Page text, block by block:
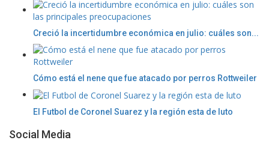
Creció la incertidumbre económica en julio: cuáles son...
Cómo está el nene que fue atacado por perros Rottweiler
El Futbol de Coronel Suarez y la región esta de luto
Social Media